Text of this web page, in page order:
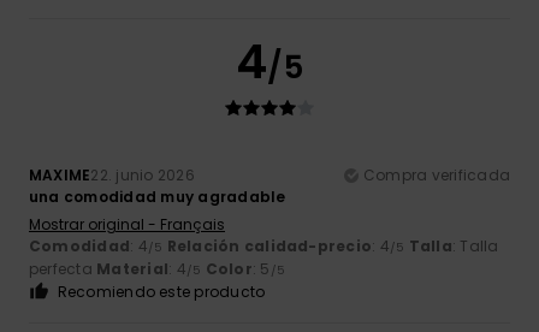
4/5
MAXIME22. junio 2026
Compra verificada
una comodidad muy agradable
Mostrar original - Français
Comodidad: 4/5 Relación calidad-precio: 4/5 Talla: Talla
perfecta Material: 4/5 Color: 5 /5
Recomiendo este producto